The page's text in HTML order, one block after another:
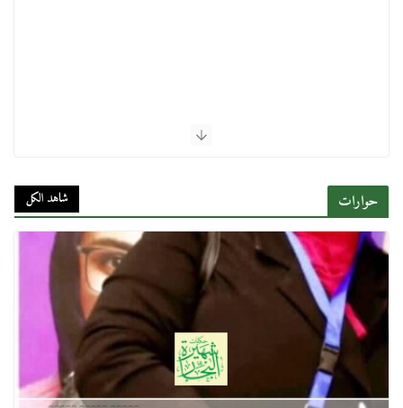
حوارات شاهد الكل